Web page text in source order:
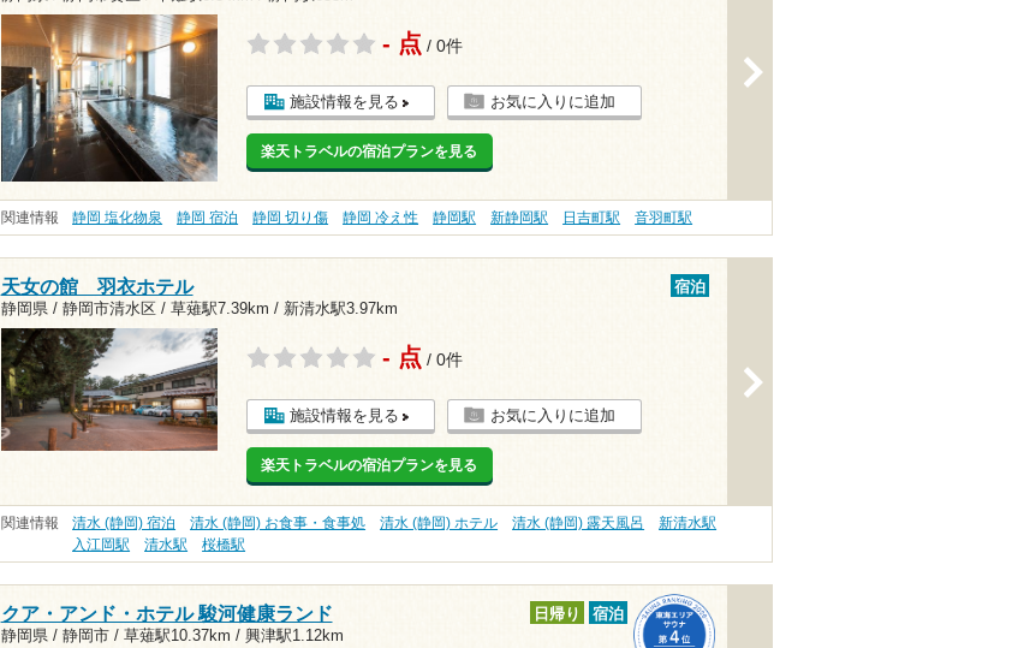
- 点 / 0件
施設情報を見る お気に入りに追加
楽天トラベルの宿泊プランを見る
関連情報 静岡 塩化物泉 静岡 宿泊 静岡 切り傷 静岡 冷え性 静岡駅 新静岡駅 日吉町駅 音羽町駅
天女の館 羽衣ホテル
静岡県 / 静岡市清水区 / 草薙駅7.39km / 新清水駅3.97km
宿泊
- 点 / 0件
施設情報を見る お気に入りに追加
楽天トラベルの宿泊プランを見る
関連情報 清水 (静岡) 宿泊 清水 (静岡) お食事・食事処 清水 (静岡) ホテル 清水 (静岡) 露天風呂
新清水駅
入江岡駅
清水駅 桜橋駅
クア・アンド・ホテル 駿河健康ランド
静岡県 / 静岡市 / 草薙駅10.37km / 興津駅1.12km
日帰り 宿泊